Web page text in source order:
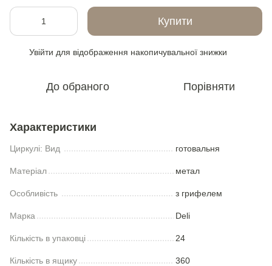
Купити
Увійти для відображення накопичувальної знижки
До обраного Порівняти
Характеристики
Циркулі: Вид готовальня
Матеріал метал
Особливість з грифелем
Марка Deli
Кількість в упаковці 24
Кількість в ящику 360